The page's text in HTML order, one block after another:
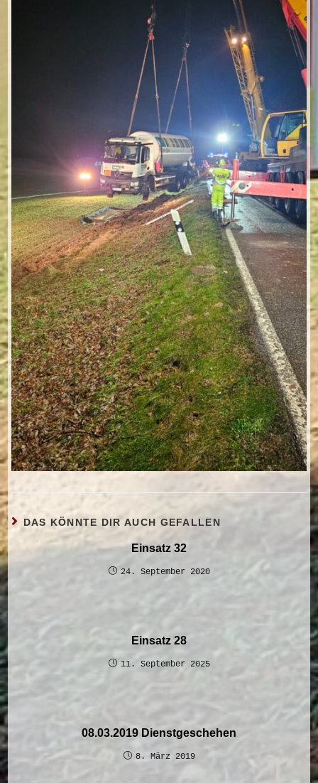
DAS KÖNNTE DIR AUCH GEFALLEN
Einsatz 32
24. September 2020
Einsatz 28
11. September 2025
08.03.2019 Dienstgeschehen
8. März 2019